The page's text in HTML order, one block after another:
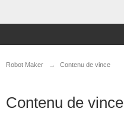
Robot Maker → Contenu de vince
Contenu de vince